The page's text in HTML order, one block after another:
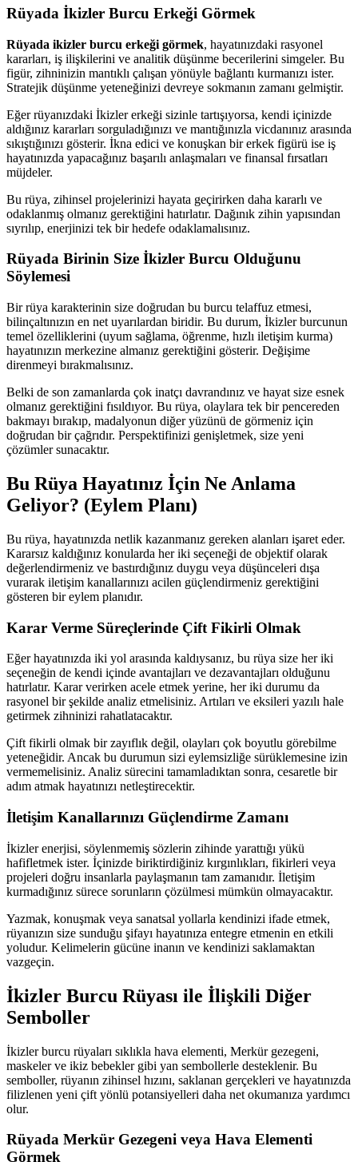
Rüyada İkizler Burcu Erkeği Görmek
Rüyada ikizler burcu erkeği görmek, hayatınızdaki rasyonel
kararları, iş ilişkilerini ve analitik düşünme becerilerini simgeler. Bu
figür, zihninizin mantıklı çalışan yönüyle bağlantı kurmanızı ister.
Stratejik düşünme yeteneğinizi devreye sokmanın zamanı gelmiştir.
Eğer rüyanızdaki İkizler erkeği sizinle tartışıyorsa, kendi içinizde
aldığınız kararları sorguladığınızı ve mantığınızla vicdanınız arasında
sıkıştığınızı gösterir. İkna edici ve konuşkan bir erkek figürü ise iş
hayatınızda yapacağınız başarılı anlaşmaları ve finansal fırsatları
müjdeler.
Bu rüya, zihinsel projelerinizi hayata geçirirken daha kararlı ve
odaklanmış olmanız gerektiğini hatırlatır. Dağınık zihin yapısından
sıyrılıp, enerjinizi tek bir hedefe odaklamalısınız.
Rüyada Birinin Size İkizler Burcu Olduğunu
Söylemesi
Bir rüya karakterinin size doğrudan bu burcu telaffuz etmesi,
bilinçaltınızın en net uyarılardan biridir. Bu durum, İkizler burcunun
temel özelliklerini (uyum sağlama, öğrenme, hızlı iletişim kurma)
hayatınızın merkezine almanız gerektiğini gösterir. Değişime
direnmeyi bırakmalısınız.
Belki de son zamanlarda çok inatçı davrandınız ve hayat size esnek
olmanız gerektiğini fısıldıyor. Bu rüya, olaylara tek bir pencereden
bakmayı bırakıp, madalyonun diğer yüzünü de görmeniz için
doğrudan bir çağrıdır. Perspektifinizi genişletmek, size yeni
çözümler sunacaktır.
Bu Rüya Hayatınız İçin Ne Anlama
Geliyor? (Eylem Planı)
Bu rüya, hayatınızda netlik kazanmanız gereken alanları işaret eder.
Kararsız kaldığınız konularda her iki seçeneği de objektif olarak
değerlendirmeniz ve bastırdığınız duygu veya düşünceleri dışa
vurarak iletişim kanallarınızı acilen güçlendirmeniz gerektiğini
gösteren bir eylem planıdır.
Karar Verme Süreçlerinde Çift Fikirli Olmak
Eğer hayatınızda iki yol arasında kaldıysanız, bu rüya size her iki
seçeneğin de kendi içinde avantajları ve dezavantajları olduğunu
hatırlatır. Karar verirken acele etmek yerine, her iki durumu da
rasyonel bir şekilde analiz etmelisiniz. Artıları ve eksileri yazılı hale
getirmek zihninizi rahatlatacaktır.
Çift fikirli olmak bir zayıflık değil, olayları çok boyutlu görebilme
yeteneğidir. Ancak bu durumun sizi eylemsizliğe sürüklemesine izin
vermemelisiniz. Analiz sürecini tamamladıktan sonra, cesaretle bir
adım atmak hayatınızı netleştirecektir.
İletişim Kanallarınızı Güçlendirme Zamanı
İkizler enerjisi, söylenmemiş sözlerin zihinde yarattığı yükü
hafifletmek ister. İçinizde biriktirdiğiniz kırgınlıkları, fikirleri veya
projeleri doğru insanlarla paylaşmanın tam zamanıdır. İletişim
kurmadığınız sürece sorunların çözülmesi mümkün olmayacaktır.
Yazmak, konuşmak veya sanatsal yollarla kendinizi ifade etmek,
rüyanızın size sunduğu şifayı hayatınıza entegre etmenin en etkili
yoludur. Kelimelerin gücüne inanın ve kendinizi saklamaktan
vazgeçin.
İkizler Burcu Rüyası ile İlişkili Diğer
Semboller
İkizler burcu rüyaları sıklıkla hava elementi, Merkür gezegeni,
maskeler ve ikiz bebekler gibi yan sembollerle desteklenir. Bu
semboller, rüyanın zihinsel hızını, saklanan gerçekleri ve hayatınızda
filizlenen yeni çift yönlü potansiyelleri daha net okumanıza yardımcı
olur.
Rüyada Merkür Gezegeni veya Hava Elementi
Görmek